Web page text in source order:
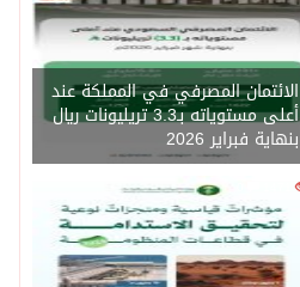
الائتمان المصرفي في المملكة عند
أعلى مستوياته بـ3.3 تريليونات ريال
بنهاية فبراير 2026
1471